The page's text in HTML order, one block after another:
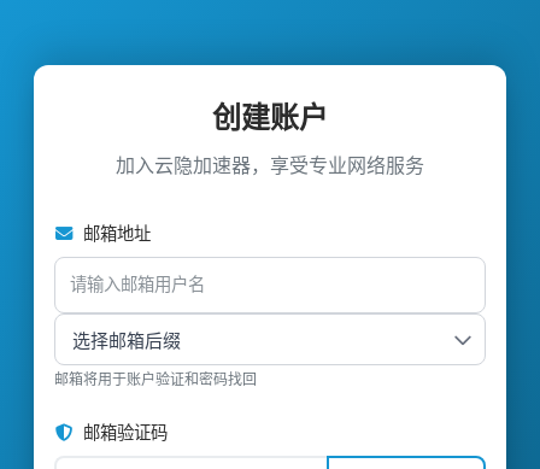
创建账户
加入云隐加速器，享受专业网络服务
邮箱地址
邮箱将用于账户验证和密码找回
邮箱验证码